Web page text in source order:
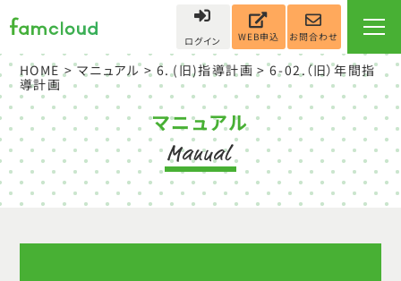
ログイン WEB申込 お問合わせ
HOME >マニュアル>6. (旧)指導計画>6-02.（旧）年間指
導計画
マニュアル